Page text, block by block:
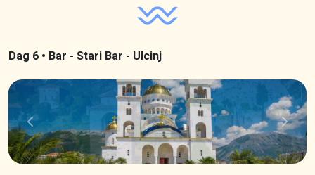
Dag 6 • Bar - Stari Bar - Ulcinj
Previous Next